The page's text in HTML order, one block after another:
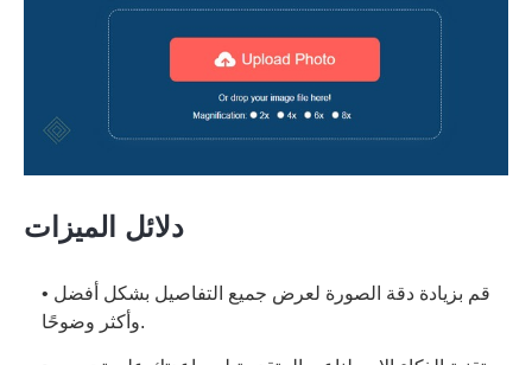
دلائل الميزات
• قم بزيادة دقة الصورة لعرض جميع التفاصيل بشكل أفضل
وأكثر وضوحًا.